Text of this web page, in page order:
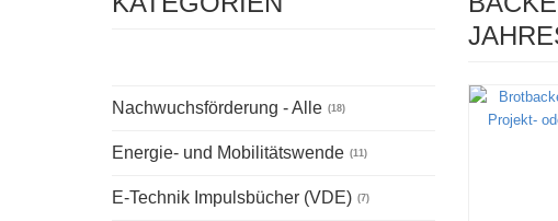
Nachwuchsförderung - Alle (18)
Energie- und Mobilitätswende (11)
E-Technik Impulsbücher (VDE) (7)